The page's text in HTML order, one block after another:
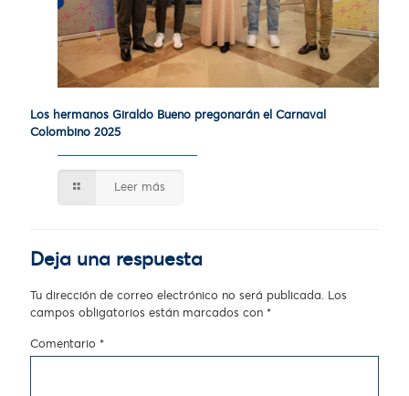
Los hermanos Giraldo Bueno pregonarán el Carnaval
Colombino 2025
Leer más
Deja una respuesta
Tu dirección de correo electrónico no será publicada. Los
campos obligatorios están marcados con *
Comentario *